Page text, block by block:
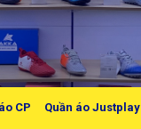
CP Quần áo Justplay